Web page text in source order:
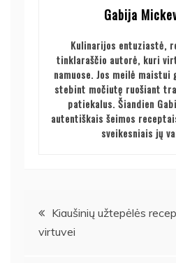
Gabija
Kulinarijos entuziastė,
tinklaraščio autorė, kuri
namuose. Jos meilė
stebint močiutę ruošiant
patiekalus. Šiandien
autentiškais šeimos
sveikesniais jų
Navigacija
tarp
Kiaušinių užtepėlės
virtuvei